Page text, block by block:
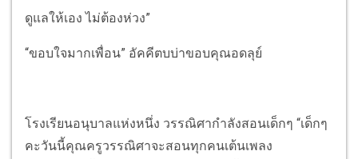
ดูแลให้เอง ไม่ต้องห่วง”
“ขอบใจมากเพื่อน” อัคคีตบบ่าขอบคุณอดลุย์
โรงเรียนอนุบาลแห่งหนึ่ง วรรณิศากำลังสอนเด็กๆ “เด็กๆ
คะวันนี้คุณครูวรรณิศาจะสอนทุกคนเต้นเพลง